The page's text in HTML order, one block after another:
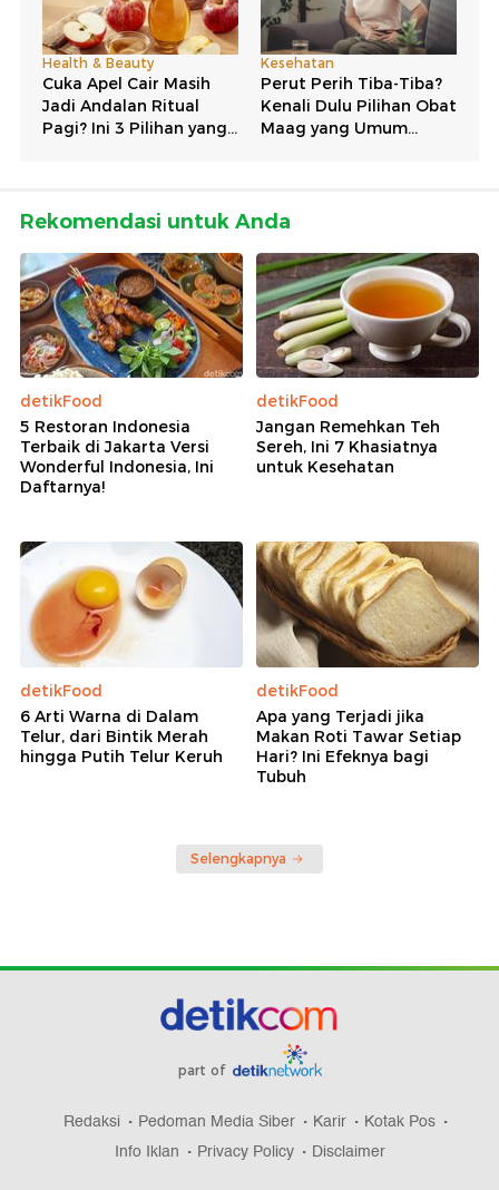
Rekomendasi untuk Anda
detikFood
5 Restoran Indonesia
Terbaik di Jakarta Versi
Wonderful Indonesia, Ini
Daftarnya!
detikFood
Jangan Remehkan Teh
Sereh, Ini 7 Khasiatnya
untuk Kesehatan
detikFood
6 Arti Warna di Dalam
Telur, dari Bintik Merah
hingga Putih Telur Keruh
detikFood
Apa yang Terjadi jika
Makan Roti Tawar Setiap
Hari? Ini Efeknya bagi
Tubuh
Selengkapnya
part of
Redaksi Pedoman Media Siber Karir
Kotak Pos
Info Iklan
Privacy Policy Disclaimer